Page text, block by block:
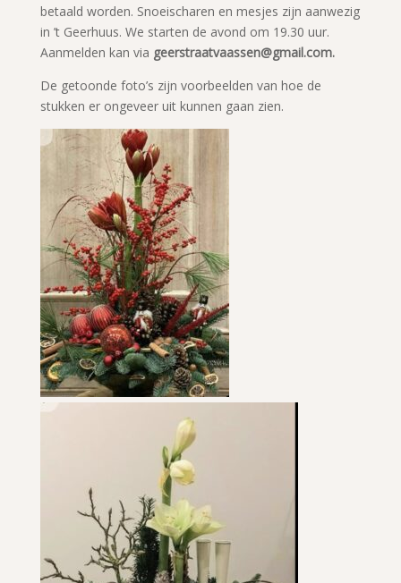
betaald worden. Snoeischaren en mesjes zijn aanwezig
in ’t Geerhuus. We starten de avond om 19.30 uur.
Aanmelden kan via geerstraatvaassen@gmail.com.
De getoonde foto’s zijn voorbeelden van hoe de
stukken er ongeveer uit kunnen gaan zien.